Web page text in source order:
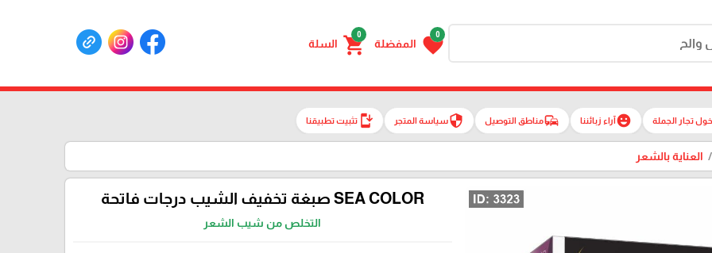
0
favorite المفضلة
0
shopping_cart السلة
تجار الجملة emoji_emotionsآراء زبائننا commuteمناطق التوصيل securityسياسة المتجر install_mobileتثبيت تطبيقنا
العناية بالشعر
SEA COLOR صبغة تخفيف الشيب درجات فاتحة
التخلص من شيب الشعر